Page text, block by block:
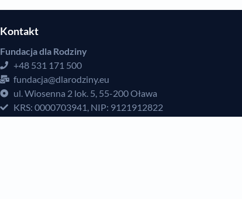
Kontakt
Fundacja dla Rodziny
+48 531 171 500
fundacja@dlarodziny.eu
ul. Wiosenna 2 lok. 5, 55-200 Oława
KRS: 0000703941, NIP: 9121912822